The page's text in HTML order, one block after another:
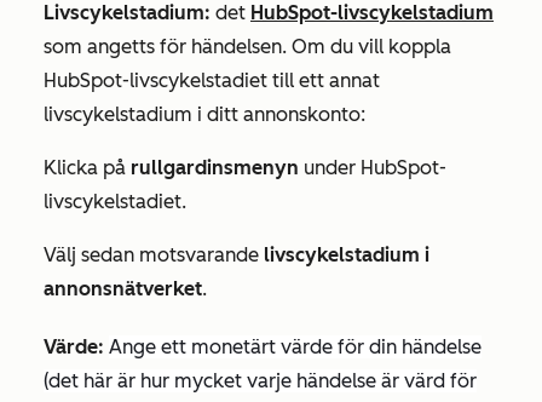
Livscykelstadium: det HubSpot-livscykelstadium
som angetts för händelsen. Om du vill koppla
HubSpot-livscykelstadiet till ett annat
livscykelstadium i ditt annonskonto:
Klicka på rullgardinsmenyn under HubSpot-
livscykelstadiet.
Välj sedan motsvarande livscykelstadium i
annonsnätverket.
Värde: Ange ett monetärt värde för din händelse
(det här är hur mycket varje händelse är värd för